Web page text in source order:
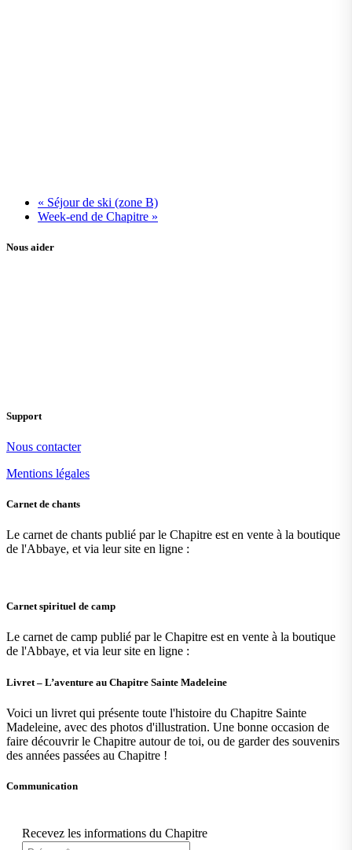
« Séjour de ski (zone B)
Week-end de Chapitre »
Nous aider
Support
Nous contacter
Mentions légales
Carnet de chants
Le carnet de chants publié par le Chapitre est en vente à la boutique
de l'Abbaye, et via leur site en ligne :
Carnet spirituel de camp
Le carnet de camp publié par le Chapitre est en vente à la boutique
de l'Abbaye, et via leur site en ligne :
Livret – L’aventure au Chapitre Sainte Madeleine
Voici un livret qui présente toute l'histoire du Chapitre Sainte
Madeleine, avec des photos d'illustration. Une bonne occasion de
faire découvrir le Chapitre autour de toi, ou de garder des souvenirs
des années passées au Chapitre !
Communication
Recevez les informations du Chapitre